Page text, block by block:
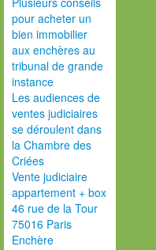
pour acheter un
bien immobilier
aux enchères au
tribunal de grande
instance
Les audiences de
ventes judiciaires
se déroulent dans
la Chambre des
Criées
Vente judiciaire
appartement + box
46 rue de la Tour
75016 Paris
Enchère